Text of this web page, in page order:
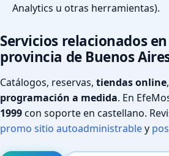
Analytics u otras herramientas).
Servicios relacionados en
provincia de Buenos
Catálogos, reservas, tiendas online
programación a medida. En
1999con soporte en castellano.
promo sitio autoadministrabley